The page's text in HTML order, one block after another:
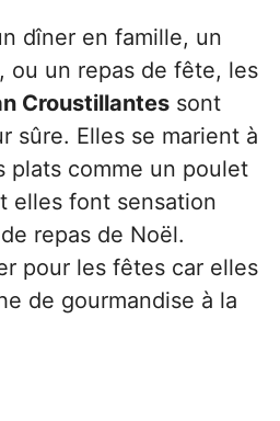
dîner en famille, un
ou un repas de fête, les
Croustillantes sont
sûre. Elles se marient à
plats comme un poulet
elles font sensation
repas de Noël.
pour les fêtes car elles
de gourmandise à la